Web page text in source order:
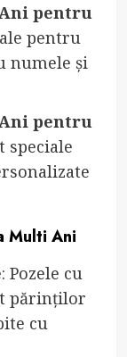
pentru
pentru
numele și
pentru
speciale
Multi Ani
: Pozele cu
părinților
cu